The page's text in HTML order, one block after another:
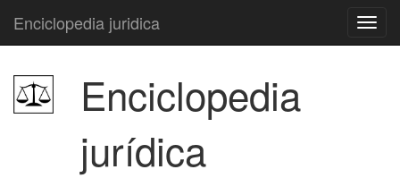
Enciclopedia juridica
Enciclopedia
jurídica